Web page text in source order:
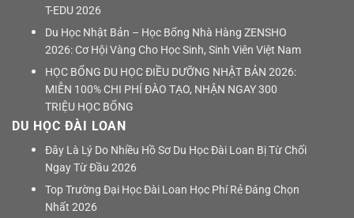
T-EDU 2026
Du Học Nhật Bản – Học Bổng Nhà Hàng ZENSHO
2026: Cơ Hội Vàng Cho Học Sinh, Sinh Viên Việt Nam
HỌC BỔNG DU HỌC ĐIỀU DƯỠNG NHẬT BẢN 2026:
MIỄN 100% CHI PHÍ ĐÀO TẠO, NHẬN NGAY 300
TRIỆU HỌC BỔNG
DU HỌC ĐÀI LOAN
Đây Là Lý Do Nhiều Hồ Sơ Du Học Đài Loan Bị Từ Chối
Ngay Từ Đầu 2026
Top Trường Đại Học Đài Loan Học Phí Rẻ Đáng Chọn
Nhất 2026